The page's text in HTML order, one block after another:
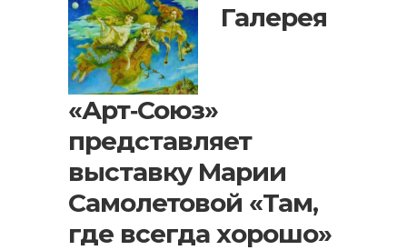
Галерея
«Арт‑Союз»
представляет
выставку Марии
Самолетовой «Там,
где всегда хорошо»